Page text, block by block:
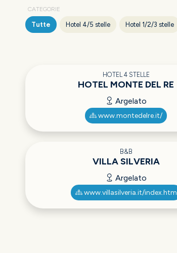
CATEGORIE
Tutte Hotel 4/5 stelle Hotel 1/2/3 stelle
HOTEL 4 STELLE
HOTEL MONTE DEL RE
Argelato
www.montedelre.it/
B&B
VILLA SILVERIA
Argelato
www.villasilveria.it/index.htm